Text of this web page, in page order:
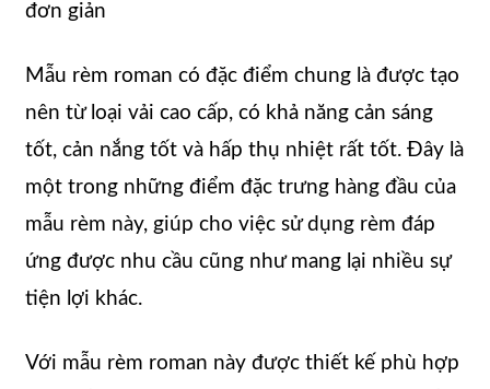
đơn giản
Mẫu rèm roman có đặc điểm chung là được tạo
nên từ loại vải cao cấp, có khả năng cản sáng
tốt, cản nắng tốt và hấp thụ nhiệt rất tốt. Đây là
một trong những điểm đặc trưng hàng đầu của
mẫu rèm này, giúp cho việc sử dụng rèm đáp
ứng được nhu cầu cũng như mang lại nhiều sự
tiện lợi khác.
Với mẫu rèm roman này được thiết kế phù hợp